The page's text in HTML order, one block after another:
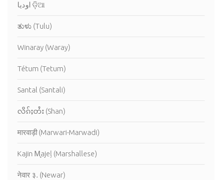
اوديا ଡ଼ିଆ
ತುಳು (Tulu)
Winaray (Waray)
Tétum (Tetum)
Santal (Santali)
လိၵ်ႈတႆး (Shan)
मारवाड़ी (Marwari-Marwadi)
Kajin M̧ajeļ (Marshallese)
नेवार ३. (Newar)